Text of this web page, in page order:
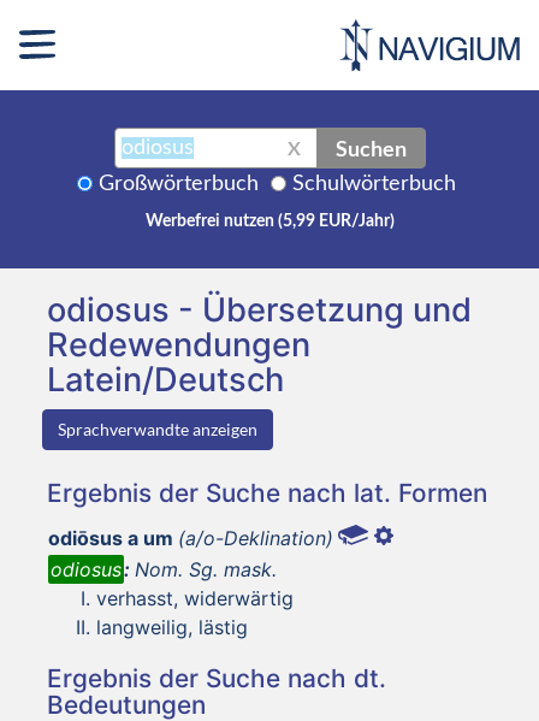
X Suchen
Großwörterbuch Schulwörterbuch
Werbefrei nutzen (5,99 EUR/Jahr)
odiosus - Übersetzung und
Redewendungen
Latein/Deutsch
Sprachverwandte anzeigen
Ergebnis der Suche nach lat. Formen
odiōsus a um (a/o-Deklination)
odiosus: Nom. Sg. mask.
verhasst, widerwärtig
langweilig, lästig
Ergebnis der Suche nach dt.
Bedeutungen